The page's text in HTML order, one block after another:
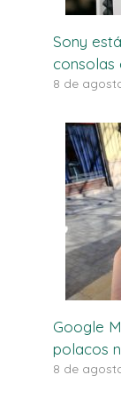
Sony
consolas
8 de
Google
polacos
8 de